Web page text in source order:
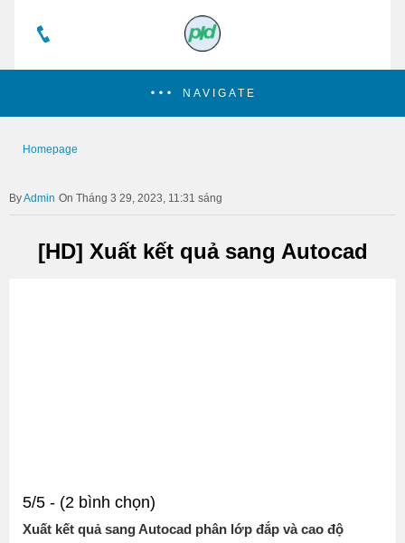
NAVIGATE
Homepage
Admin On Tháng 3 29, 2023, 11:31 sáng
[HD] Xuất kết quả sang Autocad
5/5 - (2 bình chọn)
Xuất kết quả sang Autocad phân lớp đắp và cao độ